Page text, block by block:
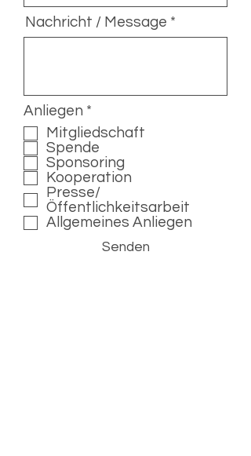
Nachricht / Message
Anliegen *
l
i
c
h
t
f
e
Mitgliedschaft
Spende
Sponsoring
Kooperation
Presse/
Öffentlichkeitsarbeit
Allgemeines Anliegen
Senden